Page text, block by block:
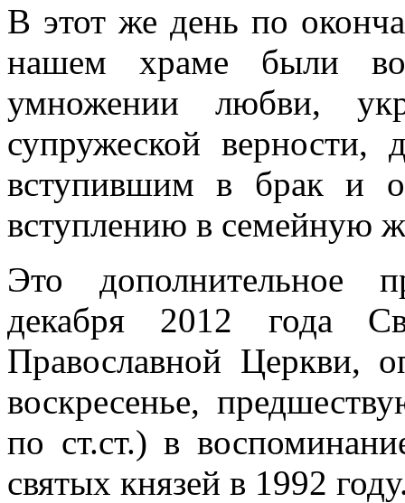
В этот же день по
нашем храме были
умножении любви,
супружеской верности,
вступившим в брак и
вступлению в семейную
Это дополнительное
декабря 2012 года
Православной Церкви,
воскресенье,
по ст.ст.) в
святых князей в 1992